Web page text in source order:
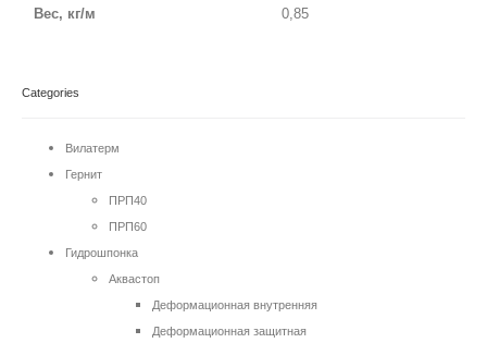
Вес, кг/м 0,85
Categories
Вилатерм
Гернит
ПРП40
ПРП60
Гидрошпонка
Аквастоп
Деформационная внутренняя
Деформационная защитная